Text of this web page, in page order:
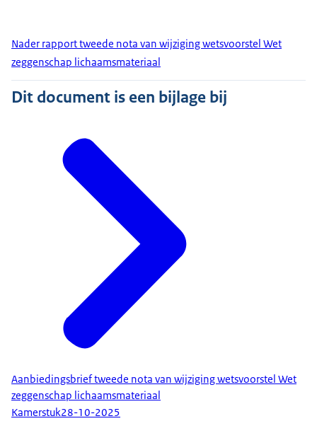
Nader rapport tweede nota van wijziging wetsvoorstel Wet
zeggenschap lichaamsmateriaal
Dit document is een bijlage bij
Aanbiedingsbrief tweede nota van wijziging wetsvoorstel Wet
zeggenschap lichaamsmateriaal
Kamerstuk28-10-2025